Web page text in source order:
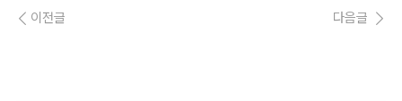
이전글 다음글